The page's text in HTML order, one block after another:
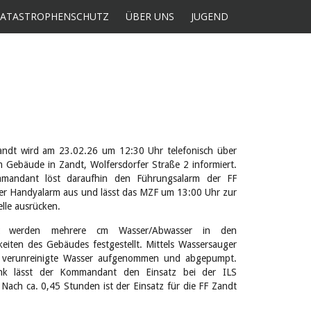
ÜBER UNS JUGEND
wird am 23.02.26 um 12:30 Uhr telefonisch über
Gebäude in Zandt, Wolfersdorfer Straße 2 informiert.
löst daraufhin den Führungsalarm der FF
Handyalarm aus und lässt das MZF um 13:00 Uhr zur
ausrücken.
mehrere cm Wasser/Abwasser in den
des Gebäudes festgestellt. Mittels Wassersauger
Wasser aufgenommen und abgepumpt.
lässt der Kommandant den Einsatz bei der ILS
ca. 0,45 Stunden ist der Einsatz für die FF Zandt